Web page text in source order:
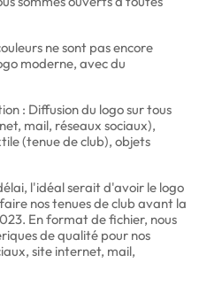
ne sont pas encore
moderne, avec du
: Diffusion du logo sur tous
mail, réseaux sociaux),
(tenue de club), objets
l'idéal serait d'avoir le logo
nos tenues de club avant la
En format de fichier, nous
de qualité pour nos
site internet, mail,